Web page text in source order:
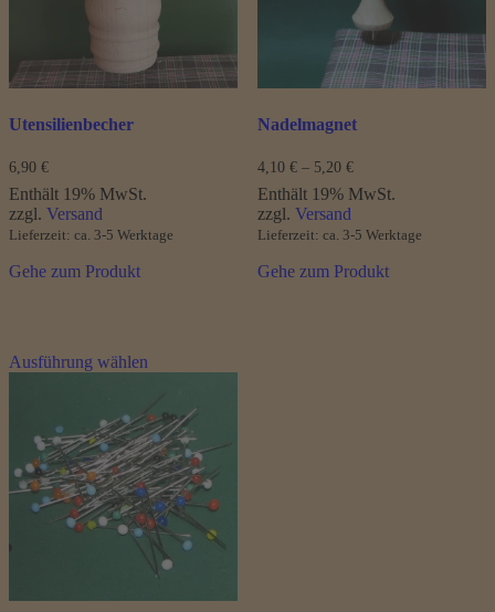
Utensilienbecher
6,90 €
Enthält 19% MwSt.
zzgl. Versand
Lieferzeit: ca. 3-5 Werktage
Gehe zum Produkt
der
Produktseite
gewählt
werden
Nadelmagnet
4,10 € – 5,20 €Preisspanne:
4,10 €
bis
Enthält 19% MwSt.
zzgl. Versand
Lieferzeit: ca. 3-5 Werktage
Gehe zum Produkt
Ausführung wählenProdukt
Varianten
auf.
Die
Optionen
können
auf
der
Produktseite
gewählt
werden